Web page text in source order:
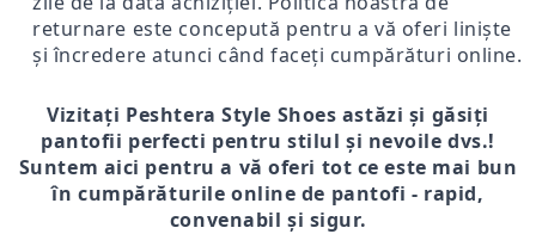
returnare este concepută pentru a vă oferi liniște
și încredere atunci când faceți cumpărături online.
Vizitați Peshtera Style Shoes astăzi și găsiți
pantofii perfecti pentru stilul și nevoile dvs.!
Suntem aici pentru a vă oferi tot ce este mai bun
în cumpărăturile online de pantofi - rapid,
convenabil și sigur.